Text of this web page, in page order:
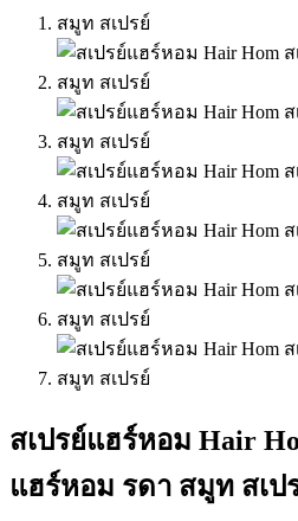
สเปรย์แฮร์หอม Hair
แฮร์หอม รดา สมูท สเป